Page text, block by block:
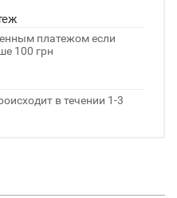
платежом если
100 грн
в течении 1-3